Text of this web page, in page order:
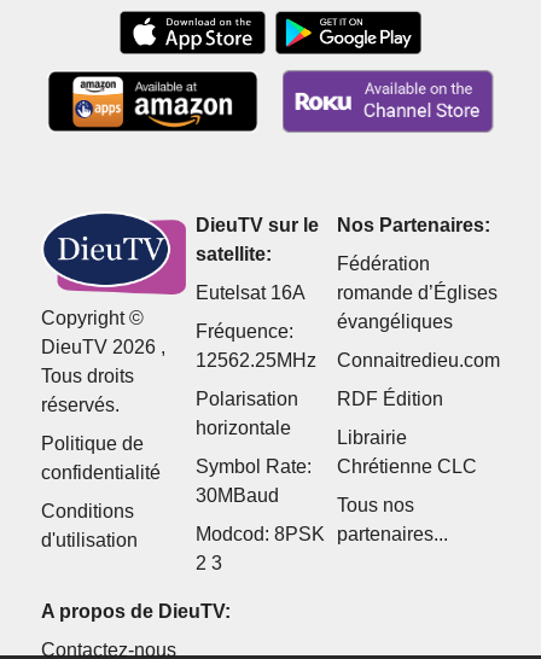
Copyright ©
DieuTV 2026 ,
Tous droits
réservés.
Politique de
confidentialité
Conditions
d'utilisation
DieuTV sur le
satellite:
Eutelsat 16A
Fréquence:
12562.25MHz
Polarisation
horizontale
Symbol Rate:
30MBaud
Modcod: 8PSK
2 3
Nos Partenaires:
Fédération
romande d’Églises
évangéliques
Connaitredieu.com
RDF Édition
Librairie
Chrétienne CLC
Tous nos
partenaires...
A propos de DieuTV:
Contactez-nous